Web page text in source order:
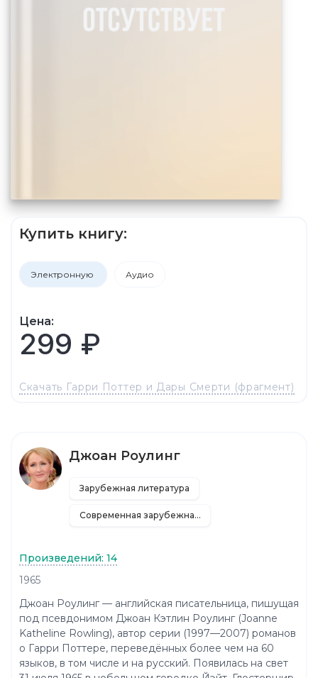
Купить книгу:
Электронную Аудио
Цена:
299 ₽
Скачать Гарри Поттер и Дары Смерти (фрагмент)
Джоан Роулинг
Зарубежная литература
Современная зарубежная литература
Произведений: 14
1965
Джоан Роулинг — английская писательница, пишущая
под псевдонимом Джоан Кэтлин Роулинг (Joanne
Katheline Rowling), автор серии (1997—2007) романов
о Гарри Поттере, переведённых более чем на 60
языков, в том числе и на русский. Появилась на свет